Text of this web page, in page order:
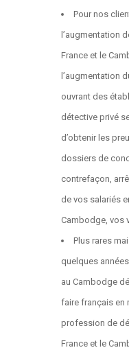
Pour nos
l’augmentation
France et le
l’augmentation
ouvrant des
détective privé
d’obtenir les
dossiers de
contrefaçon,
de vos salariés
Cambodge, vos
Plus rares
quelques
au Cambodge
faire français en
profession de
France et le